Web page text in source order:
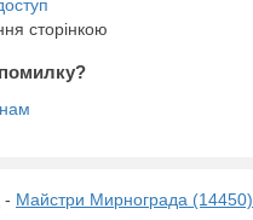
сторінкою
- Майстри Мирнограда (14450)